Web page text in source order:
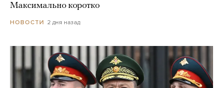
Максимально коротко
НОВОСТИ 2 дня назад